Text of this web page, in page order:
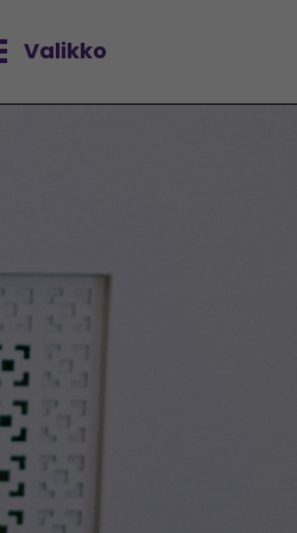
Valikko
valikko